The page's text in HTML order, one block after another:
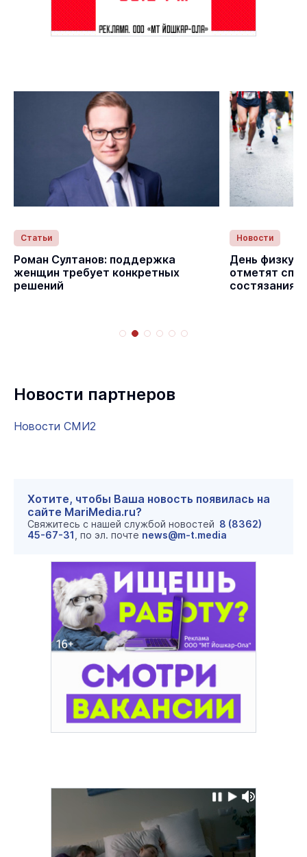
Статьи
Роман Султанов: поддержка
женщин требует конкретных
решений
Новости
День
отметят
Новости партнеров
Новости СМИ2
Хотите, чтобы Ваша новость появилась на
сайте MariMedia.ru?
Свяжитесь с нашей службой новостей 8 (8362)
45-67-31 , по эл. почте news@m-t.media